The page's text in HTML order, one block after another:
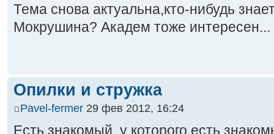
Тема снова актуальна,кто-нибудь
Мокрушина? Академ тоже интересен...
Опилки и стружка
Pavel-fermer 29 фев 2012, 16:24
Есть знакомый, у которого есть